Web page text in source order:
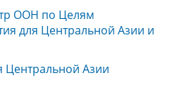
ООН по Целям
для Центральной Азии и
Азии